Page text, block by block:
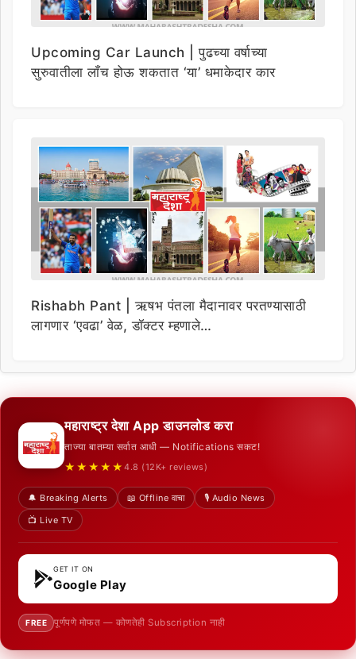
Upcoming Car Launch | पुढच्या वर्षाच्या
सुरुवातीला लाँच होऊ शकतात ‘या’ धमाकेदार कार
Rishabh Pant | ऋषभ पंतला मैदानावर परतण्यासाठी
लागणार ‘एवढा’ वेळ, डॉक्टर म्हणाले…
महाराष्ट्र देशा App डाउनलोड करा
ताज्या बातम्या सर्वात आधी — Notifications सकट!
★★★★★ 4.8 (12K+ reviews)
🔔 Breaking Alerts 📖 Offline वाचा
🎙️ Audio News
📺 Live TV
GET IT ON
Google Play
FREE पूर्णपणे मोफत — कोणतेही Subscription नाही